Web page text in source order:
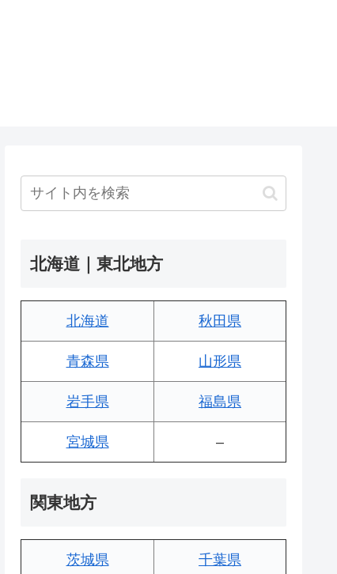
北海道｜東北地方
北海道 秋田県
青森県 山形県
岩手県 福島県
宮城県 –
関東地方
茨城県 千葉県